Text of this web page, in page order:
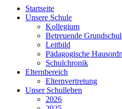
Startseite
Unsere Schule
Kollegium
Betreuende
Leitbild
Pädagogische
Schulchronik
Elternbereich
Elternvertretung
Unser Schulleben
2026